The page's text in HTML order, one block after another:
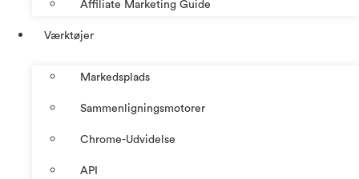
Affiliate Marketing Guide
Værktøjer
Markedsplads
Sammenligningsmotorer
Chrome-Udvidelse
API